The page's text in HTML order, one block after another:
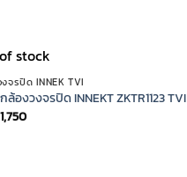
stock
จรปิด INNEK TVI
ล้องวงจรปิด INNEKT ZKTR1123 TVI
1,750